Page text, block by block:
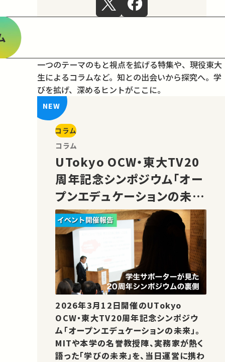
一つのテーマのもと視点を拡げる特集や、現役東大
生によるコラムなど。 知との出会いから探究へ。学
びを拡げ、深めるヒントがここに。
コラム
コラム
UTokyo OCW・東大TV20
周年記念シンポジウム「オー
プンエデュケーションの未
来」の様子をご紹介！
2026年3月12日開催のUTokyo
OCW・東大TV20周年記念シンポジウ
ム「オープンエデュケーションの未来」。
MITや本学の名誉教授陣、実務家が熱く
語った「学びの未来」を、当日運営に携わ